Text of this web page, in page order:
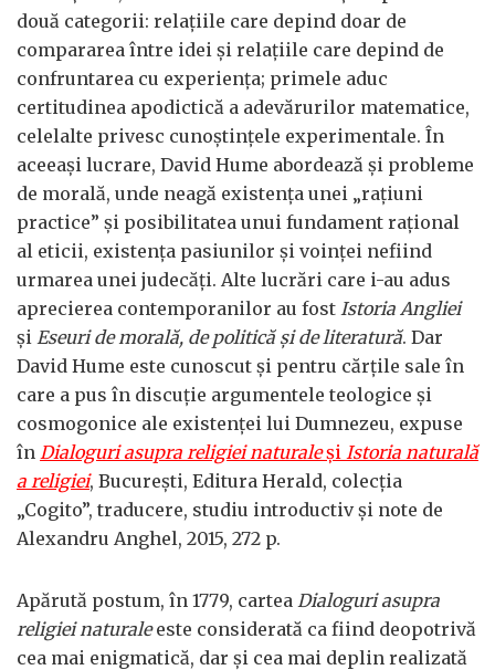
două categorii: relațiile care depind doar de
compararea între idei și relațiile care depind de
confruntarea cu experiența; primele aduc
certitudinea apodictică a adevărurilor matematice,
celelalte privesc cunoștințele experimentale. În
aceeași lucrare, David Hume abordează și probleme
de morală, unde neagă existența unei „rațiuni
practice” și posibilitatea unui fundament rațional
al eticii, existența pasiunilor și voinței nefiind
urmarea unei judecăți. Alte lucrări care i-au adus
aprecierea contemporanilor au fost Istoria Angliei
și Eseuri de morală, de politică și de literatură. Dar
David Hume este cunoscut și pentru cărțile sale în
care a pus în discuție argumentele teologice și
cosmogonice ale existenței lui Dumnezeu, expuse
în Dialoguri asupra religiei naturaleși Istoria naturală
a religiei, București, Editura Herald, colecția
„Cogito”, traducere, studiu introductiv și note de
Alexandru Anghel, 2015, 272 p.
Apărută postum, în 1779, cartea Dialoguri asupra
religiei naturaleeste considerată ca fiind deopotrivă
cea mai enigmatică, dar și cea mai deplin realizată